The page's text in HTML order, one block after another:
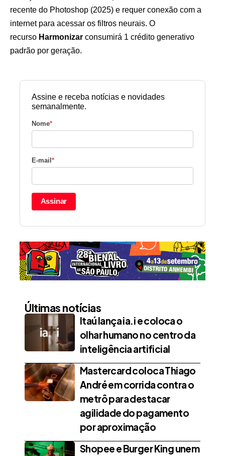
recente do Photoshop (2025) e requer conexão com a
internet para acessar os filtros neurais. O
recurso Harmonizar consumirá 1 crédito generativo
padrão por geração.
Assine e receba notícias e novidades
semanalmente.
Nome*
E-mail *
Assinar
Últimas notícias
Itaú lança ia.i e coloca o
olhar humano no centro da
inteligência artificial
Mastercard coloca Thiago
André em corrida contra o
metrô para destacar
agilidade do pagamento
por aproximação
Shopee e Burger King unem